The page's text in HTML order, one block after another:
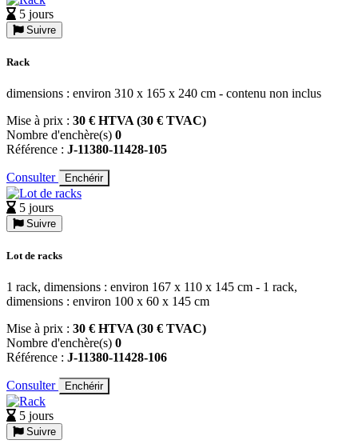
5 jours
Suivre
Rack
dimensions : environ 310 x 165 x 240 cm - contenu non inclus
Mise à prix : 30 € HTVA (30 € TVAC)
Nombre d'enchère(s) 0
Référence : J-11380-11428-105
Consulter Enchérir
5 jours
Suivre
Lot de racks
1 rack, dimensions : environ 167 x 110 x 145 cm - 1 rack,
dimensions : environ 100 x 60 x 145 cm
Mise à prix : 30 € HTVA (30 € TVAC)
Nombre d'enchère(s) 0
Référence : J-11380-11428-106
Consulter Enchérir
5 jours
Suivre